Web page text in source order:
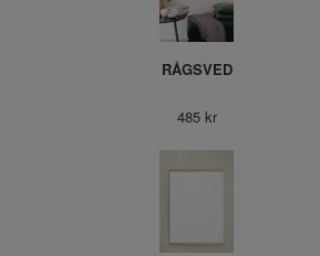
RÅGSVED
485 kr